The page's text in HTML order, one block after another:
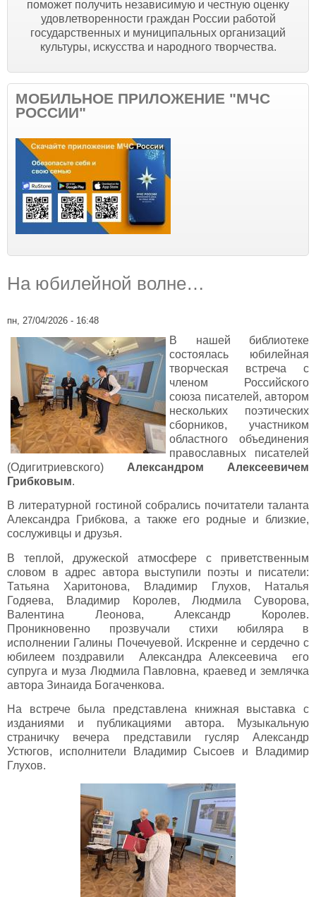
поможет получить независимую и честную оценку
удовлетворенности граждан России работой
государственных и муниципальных организаций
культуры, искусства и народного творчества.
МОБИЛЬНОЕ ПРИЛОЖЕНИЕ "МЧС
РОССИИ"
На юбилейной волне…
пн, 27/04/2026 - 16:48
В нашей библиотеке
состоялась юбилейная
творческая встреча с
членом Российского
союза писателей, автором
нескольких поэтических
сборников, участником
областного объединения
православных писателей
(Одигитриевского) Александром Алексеевичем
Грибковым.
В литературной гостиной собрались почитатели таланта
Александра Грибкова, а также его родные и близкие,
сослуживцы и друзья.
В теплой, дружеской атмосфере с приветственным
словом в адрес автора выступили поэты и писатели:
Татьяна Харитонова, Владимир Глухов, Наталья
Годяева, Владимир Королев, Людмила Суворова,
Валентина Леонова, Александр Королев.
Проникновенно прозвучали стихи юбиляра в
исполнении Галины Почечуевой. Искренне и сердечно с
юбилеем поздравили Александра Алексеевича его
супруга и муза Людмила Павловна, краевед и землячка
автора Зинаида Богаченкова.
На встрече была представлена книжная выставка с
изданиями и публикациями автора. Музыкальную
страничку вечера представили гусляр Александр
Устюгов, исполнители Владимир Сысоев и Владимир
Глухов.